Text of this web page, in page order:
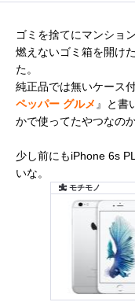
ゴミを捨てにマンショ
燃えないゴミ箱を開け
た。
純正品では無いケース
ペッパー グルメ 』と書
かで使ってたやつなの
少し前にもiPhone 6s
いな。